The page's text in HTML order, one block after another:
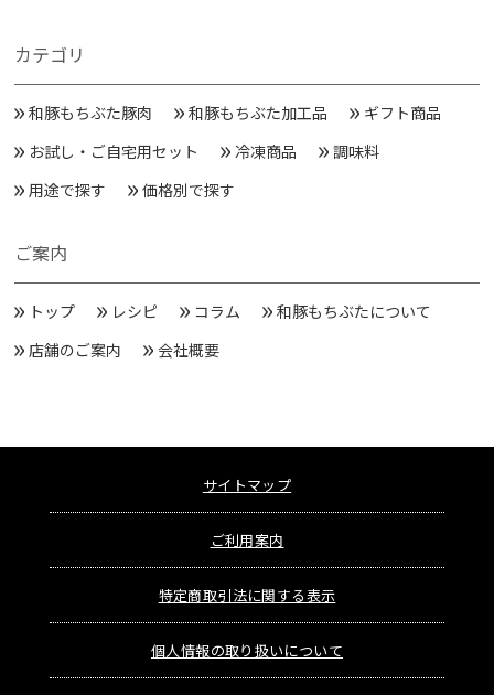
カテゴリ
和豚もちぶた豚肉 和豚もちぶた加工品
ギフト商品
お試し・ご自宅用セット
冷凍商品
調味料
用途で探す
価格別で探す
ご案内
トップ レシピ コラム
和豚もちぶたについて
店舗のご案内
会社概要
サイトマップ
ご利用案内
特定商取引法に関する表示
個人情報の取り扱いについて